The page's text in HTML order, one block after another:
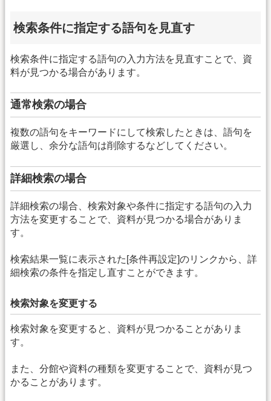
検索条件に指定する語句を見直す
検索条件に指定する語句の入力方法を見直すことで、資
料が見つかる場合があります。
通常検索の場合
複数の語句をキーワードにして検索したときは、語句を
厳選し、余分な語句は削除するなどしてください。
詳細検索の場合
詳細検索の場合、検索対象や条件に指定する語句の入力
方法を変更することで、資料が見つかる場合がありま
す。
検索結果一覧に表示された[条件再設定]のリンクから、詳
細検索の条件を指定し直すことができます。
検索対象を変更する
検索対象を変更すると、資料が見つかることがありま
す。
また、分館や資料の種類を変更することで、資料が見つ
かることがあります。